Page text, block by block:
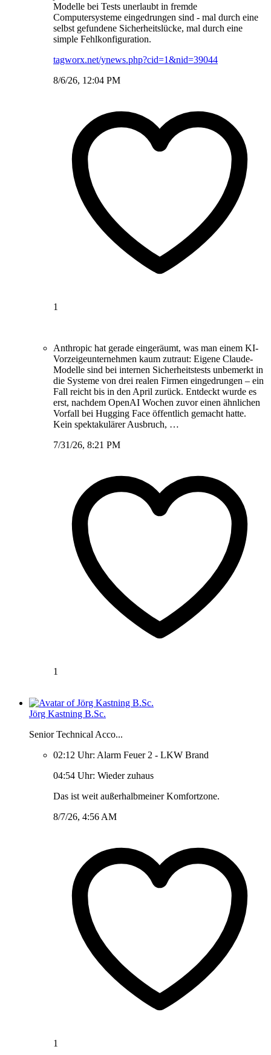
Modelle bei Tests unerlaubt in fremde
Computersysteme eingedrungen sind - mal durch eine
selbst gefundene Sicherheitslücke, mal durch eine
simple Fehlkonfiguration.
tagworx.net/ynews.php?cid=1&nid=39044
8/6/26, 12:04 PM
1
Anthropic hat gerade eingeräumt, was man einem KI-
Vorzeigeunternehmen kaum zutraut: Eigene Claude-
Modelle sind bei internen Sicherheitstests unbemerkt in
die Systeme von drei realen Firmen eingedrungen – ein
Fall reicht bis in den April zurück. Entdeckt wurde es
erst, nachdem OpenAI Wochen zuvor einen ähnlichen
Vorfall bei Hugging Face öffentlich gemacht hatte.
Kein spektakulärer Ausbruch, …
7/31/26, 8:21 PM
1
Jörg Kastning B.Sc.
Senior Technical Acco...
02:12 Uhr: Alarm Feuer 2 - LKW Brand
04:54 Uhr: Wieder zuhaus
Das ist weit außerhalbmeiner Komfortzone.
8/7/26, 4:56 AM
1